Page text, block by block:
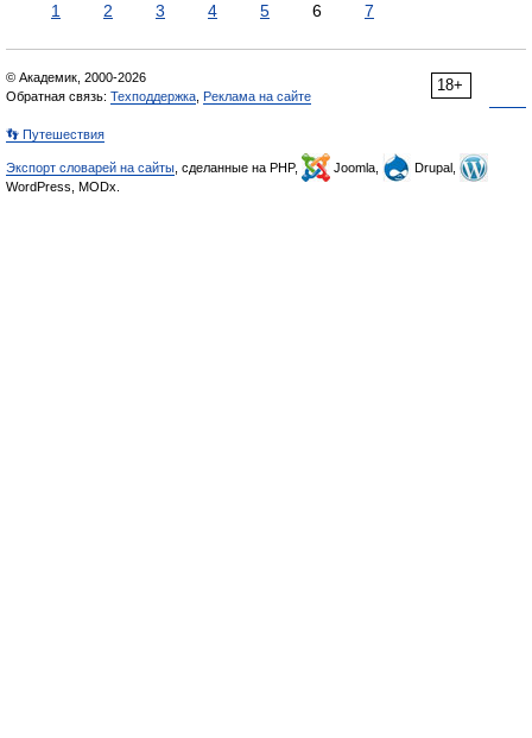
1 2 3 4 5 6 7
18+
© Академик, 2000-2026
Обратная связь: Техподдержка Реклама на сайте
👣 Путешествия
Экспорт словарей на сайты , сделанные на PHP, Joomla,
Drupal,
WordPress, MODx.